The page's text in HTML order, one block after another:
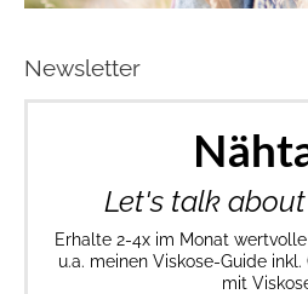
Newsletter
Let's talk
Erhalte 2-4x im Monat
u.a. meinen Viskose-Guide
mit